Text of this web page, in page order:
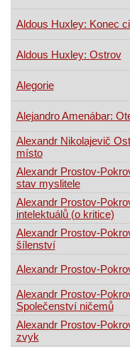
Aldous Huxley: Konec
Aldous Huxley: Ostrov
Alegorie
Alejandro Amenábar:
Alexandr Nikolajevič
místo
Alexandr Prostov-
stav myslitele
Alexandr Prostov-
intelektuálů (o kritice)
Alexandr Prostov-
šílenství
Alexandr Prostov-
Alexandr Prostov-
Společenství ničemů
Alexandr Prostov-
zvyk